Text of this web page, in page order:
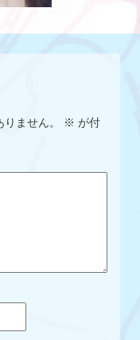
ません。 ※ が付